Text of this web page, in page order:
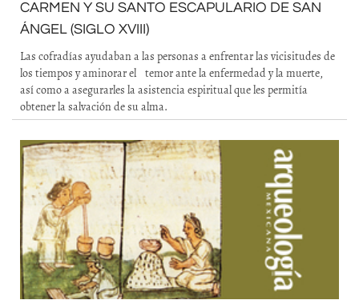
CARMEN Y SU SANTO ESCAPULARIO DE SAN
ÁNGEL (SIGLO XVIII)
Las cofradías ayudaban a las personas a enfrentar las vicisitudes de
los tiempos y aminorar el temor ante la enfermedad y la muerte,
así como a asegurarles la asistencia espiritual que les permitía
obtener la salvación de su alma.